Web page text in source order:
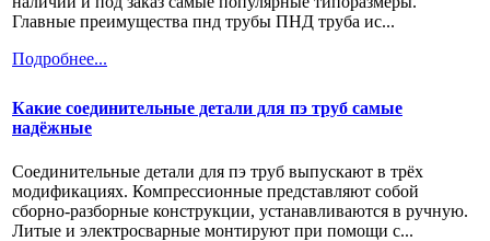
Главные преимущества пнд трубы ПНД труба ис...
Подробнее...
Какие соединительные детали для пэ труб самые
надёжные
Соединительные детали для пэ труб выпускают в трёх
модификациях. Компрессионные представляют собой
сборно-разборные конструкции, устанавливаются в ручную.
Литые и электросварные монтируют при помощи с...